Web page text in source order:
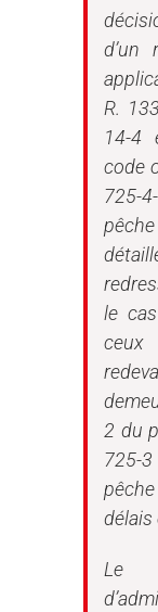
d’un
R.
14-4
code
725-
le
2 du
725-
délais
Le